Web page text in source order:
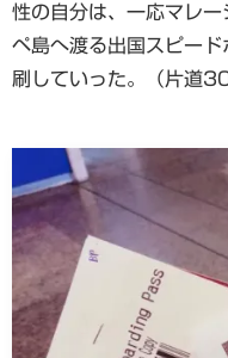
性の自分は、一応マレ
ペ島へ渡る出国スピー
刷していった。（片道